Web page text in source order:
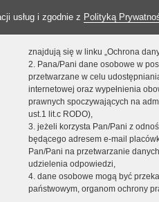
usług i zgodnie z Polityką
znajdują się w linku „Ochrona
2. Pana/Pani dane osobowe w
przetwarzane w celu
internetowej oraz wypełnienia
prawnych spoczywających na
ust.1 lit.c RODO),
3. jeżeli korzysta Pan/Pani z
będącego adresem e-mail
Pan/Pani na przetwarzanie
udzielenia odpowiedzi,
4. dane osobowe mogą być
państwowym, organom ochrony